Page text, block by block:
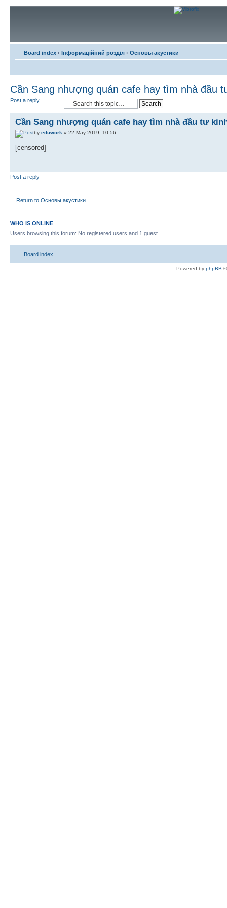
Board index ‹ Інформаційний розділ ‹ Основы акустики
Cần Sang nhượng quán cafe hay tìm nhà đầu
Post a reply
Cần Sang nhượng quán cafe hay tìm nhà đầu tư
by eduwork » 22 May 2019, 10:56
[censored]
Post a reply
Return to Основы акустики
WHO IS ONLINE
Users browsing this forum: No registered users and 1 guest
Board index
Powered by phpBB